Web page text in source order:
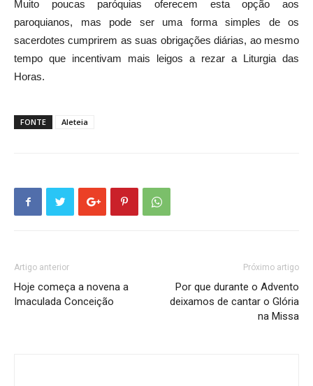
Muito poucas paróquias oferecem esta opção aos
paroquianos, mas pode ser uma forma simples de os
sacerdotes cumprirem as suas obrigações diárias, ao mesmo
tempo que incentivam mais leigos a rezar a Liturgia das
Horas.
FONTE Aleteia
Artigo anterior
Hoje começa a novena a
Imaculada Conceição
Próximo artigo
Por que durante o Advento
deixamos de cantar o Glória
na Missa